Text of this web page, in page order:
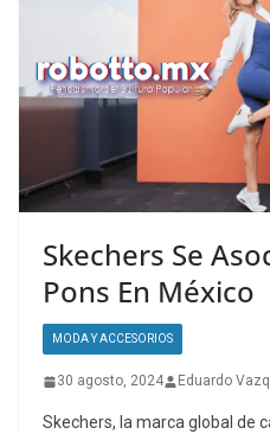
Skechers Se
Pons En México
MODA Y ACCESORIOS
30 agosto, 2024 Eduardo
Skechers, la marca global de